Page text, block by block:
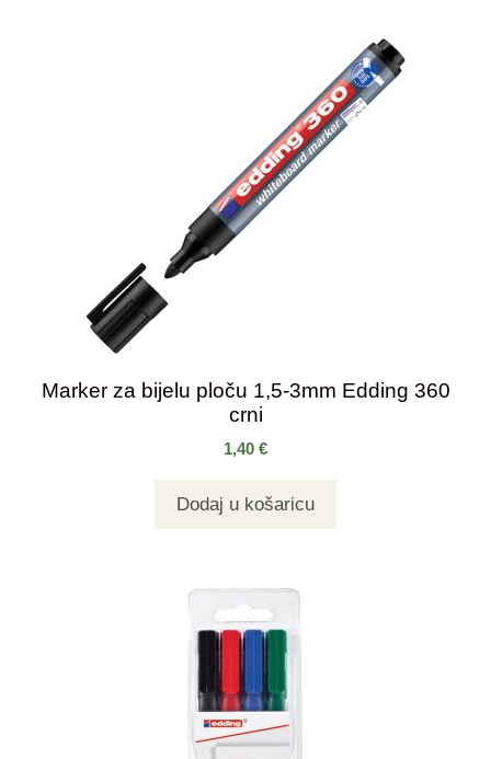
Marker za bijelu ploču 1,5-3mm Edding 360
crni
1,40 €
Dodaj u košaricu